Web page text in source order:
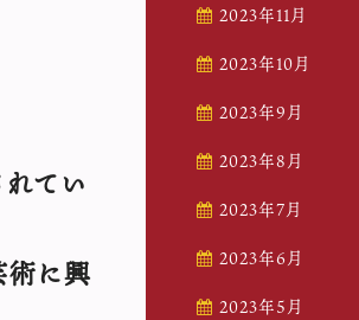
てい
術に興
2023年11月
2023年10月
2023年9月
2023年8月
2023年7月
2023年6月
2023年5月